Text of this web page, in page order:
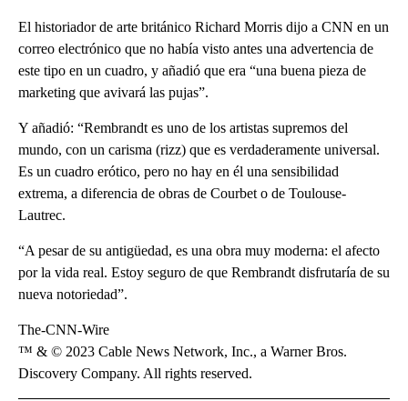
El historiador de arte británico Richard Morris dijo a CNN en un
correo electrónico que no había visto antes una advertencia de
este tipo en un cuadro, y añadió que era “una buena pieza de
marketing que avivará las pujas”.
Y añadió: “Rembrandt es uno de los artistas supremos del
mundo, con un carisma (rizz) que es verdaderamente universal.
Es un cuadro erótico, pero no hay en él una sensibilidad
extrema, a diferencia de obras de Courbet o de Toulouse-
Lautrec.
“A pesar de su antigüedad, es una obra muy moderna: el afecto
por la vida real. Estoy seguro de que Rembrandt disfrutaría de su
nueva notoriedad”.
The-CNN-Wire
™ & © 2023 Cable News Network, Inc., a Warner Bros.
Discovery Company. All rights reserved.